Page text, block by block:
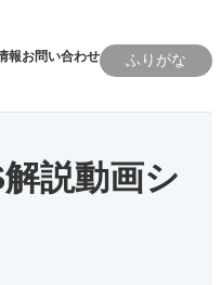
報お問い合わせ ふりがな
説動画シ